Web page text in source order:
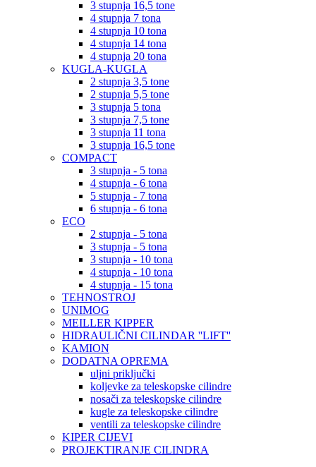
3 stupnja 16,5 tone
4 stupnja 7 tona
4 stupnja 10 tona
4 stupnja 14 tona
4 stupnja 20 tona
KUGLA-KUGLA
2 stupnja 3,5 tone
2 stupnja 5,5 tone
3 stupnja 5 tona
3 stupnja 7,5 tone
3 stupnja 11 tona
3 stupnja 16,5 tone
COMPACT
3 stupnja - 5 tona
4 stupnja - 6 tona
5 stupnja - 7 tona
6 stupnja - 6 tona
ECO
2 stupnja - 5 tona
3 stupnja - 5 tona
3 stupnja - 10 tona
4 stupnja - 10 tona
4 stupnja - 15 tona
TEHNOSTROJ
UNIMOG
MEILLER KIPPER
HIDRAULIČNI CILINDAR ''LIFT''
KAMION
DODATNA OPREMA
uljni priključki
koljevke za teleskopske cilindre
nosači za teleskopske cilindre
kugle za teleskopske cilindre
ventili za teleskopske cilindre
KIPER CIJEVI
PROJEKTIRANJE CILINDRA